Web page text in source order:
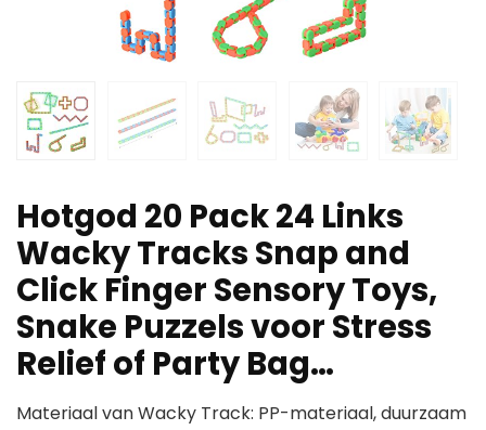
Hotgod 20 Pack 24 Links
Wacky Tracks Snap and
Click Finger Sensory Toys,
Snake Puzzels voor Stress
Relief of Party Bag…
Materiaal van Wacky Track: PP-materiaal, duurzaam